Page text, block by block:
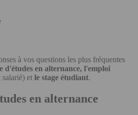
à vos questions les plus fréquentes
d'études en alternance, l'emploi
salarié) et le stage étudiant.
en alternance